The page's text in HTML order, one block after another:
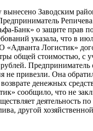
вынесено Заводским
Банк» о защите прав
указала, что в
«Адванта Логистик»
общей стоимостью, с
Предприниматель
не привезли. Она
денежных
сообщило, что не
деятельность
другой